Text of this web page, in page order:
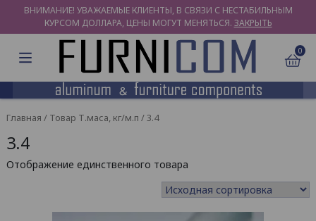
ВНИМАНИЕ! УВАЖАЕМЫЕ КЛИЕНТЫ, В СВЯЗИ С НЕСТАБИЛЬНЫМ
КУРСОМ ДОЛЛАРА, ЦЕНЫ МОГУТ МЕНЯТЬСЯ. ЗАКРЫТЬ
0
Главная / Товар Т.маса, кг/м.п / 3.4
3.4
Отображение единственного товара